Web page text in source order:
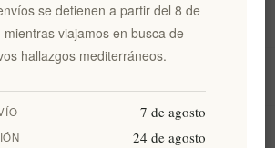
Mi cuenta
se detienen a partir del 8 de
mientras viajamos en busca de
hallazgos mediterráneos.
7 de agosto
24 de agosto